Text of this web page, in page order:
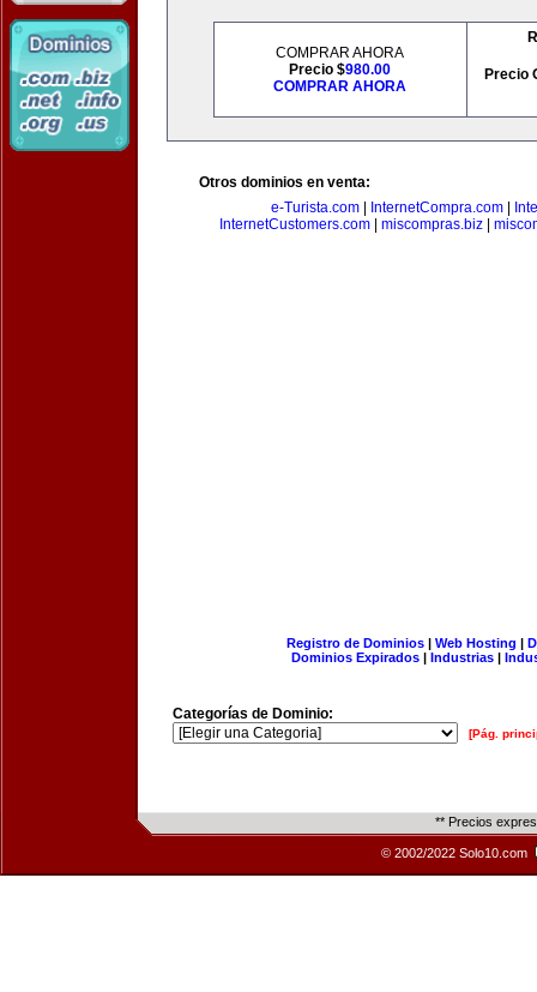
COMPRAR AHORA
Precio $980.00
COMPRAR AHORA
Precio
Otros dominios en venta:
e-Turista.com
InternetCompra.com
InternetCustomers.com| miscompras.biz|
Registro de Dominios| Web Hosting |
Dominios Expirados | Industrias |
Categorías de Dominio:
[Pág.
** Precios
© 2002/2022 Solo10.com